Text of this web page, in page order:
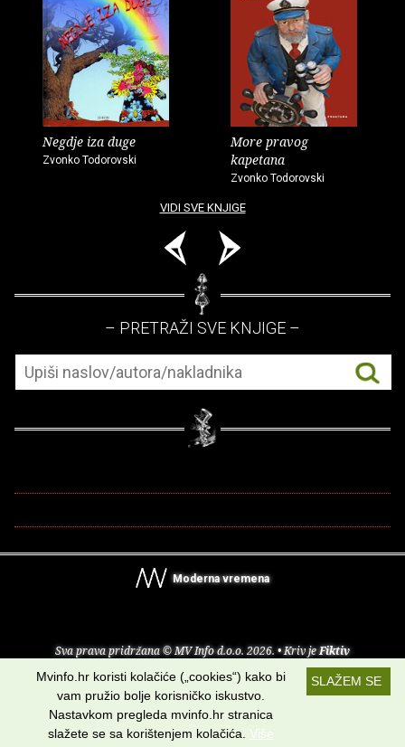
Negdje iza duge
Zvonko Todorovski
More pravog
kapetana
Zvonko Todorovski
VIDI SVE KNJIGE
– PRETRAŽI SVE KNJIGE –
Moderna vremena
Sva prava pridržana © MV Info d.o.o. 2026. • Kriv jeFiktiv
O nama• Pomoć• Uvjeti korištenja•RSS kanali
Potraži nas na:
SLAŽEM SE
Mvinfo.hr koristi kolačiće („cookies“) kako bi
vam pružio bolje korisničko iskustvo.
Nastavkom pregleda mvinfo.hr stranica
slažete se sa korištenjem kolačića. Više